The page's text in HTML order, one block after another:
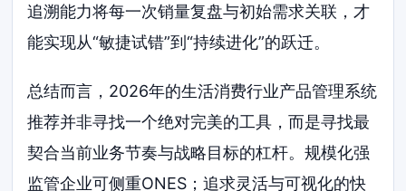
追溯能力将每一次销量复盘与初始需求关联，才
能实现从“敏捷试错”到“持续进化”的跃迁。
总结而言，2026年的生活消费行业产品管理系统
推荐并非寻找一个绝对完美的工具，而是寻找最
契合当前业务节奏与战略目标的杠杆。规模化强
监管企业可侧重ONES；追求灵活与可视化的快